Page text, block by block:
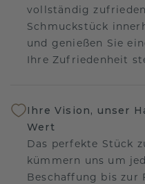
vollständig
Schmuckstück
und genießen Sie
Ihre Zufriedenheit
Ihre Vision, unser
Wert
Das perfekte Stück
kümmern uns um
Beschaffung bis zur